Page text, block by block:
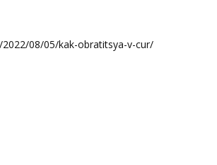
08/05/kak-obratitsya-v-cur/